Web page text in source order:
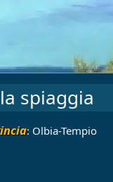
spiaggia
: Olbia-Tempio